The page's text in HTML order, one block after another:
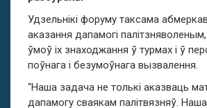
Удзельнікі форуму таксама
аказання дапамогі
ўмоў іх знаходжання ў турмах і ў
поўнага і безумоўнага вызвалення.
“Наша задача не толькі аказваць
дапамогу сваякам палітвязняў.